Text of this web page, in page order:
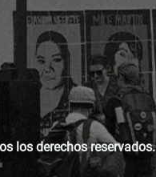
los derechos reservados.